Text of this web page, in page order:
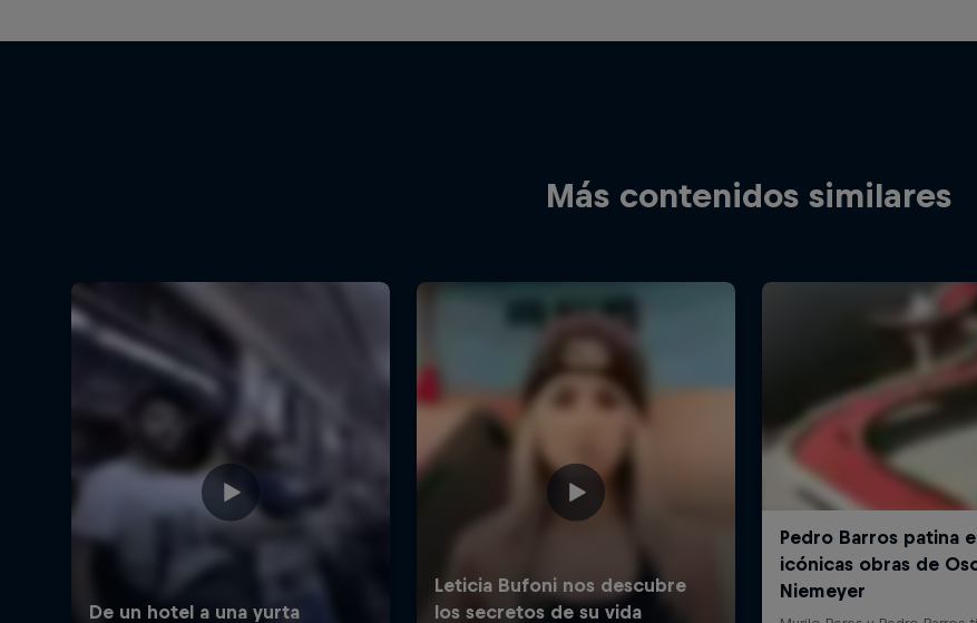
Más contenidos similares